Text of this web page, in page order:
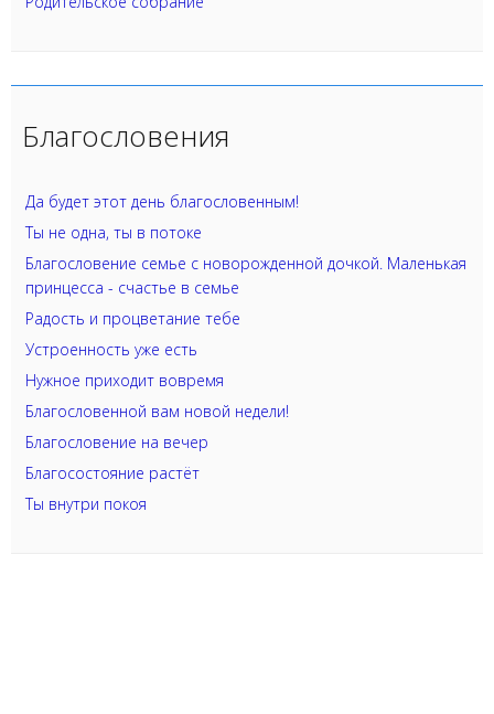
Благословения
Да будет этот день благословенным!
Ты не одна, ты в потоке
Благословение семье с новорожденной дочкой. Маленькая
принцесса - счастье в семье
Радость и процветание тебе
Устроенность уже есть
Нужное приходит вовремя
Благословенной вам новой недели!
Благословение на вечер
Благосостояние растёт
Ты внутри покоя